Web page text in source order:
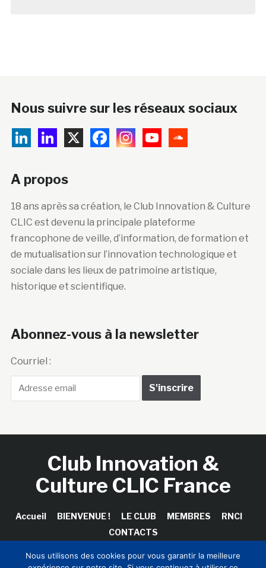
Nous suivre sur les réseaux sociaux
A propos
18 ans après sa création, le Club Innovation & Culture
CLIC est devenu la principale plateforme
francophone de veille, d’information, de formation et
de mutualisation sur l’innovation technologique et
sociale dans les lieux de patrimoine artistique,
historique et scientifique.
Abonnez-vous à la newsletter
Courriel :
Club Innovation &
Culture CLIC France
Accueil BIENVENUE ! LE CLUB MEMBRES
RNCI
CONTACTS
Nous utilisons des cookies pour vous garantir la meilleure